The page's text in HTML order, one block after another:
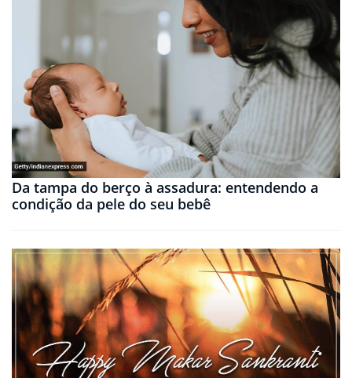
Da tampa do berço à assadura: entendendo a
condição da pele do seu bebê